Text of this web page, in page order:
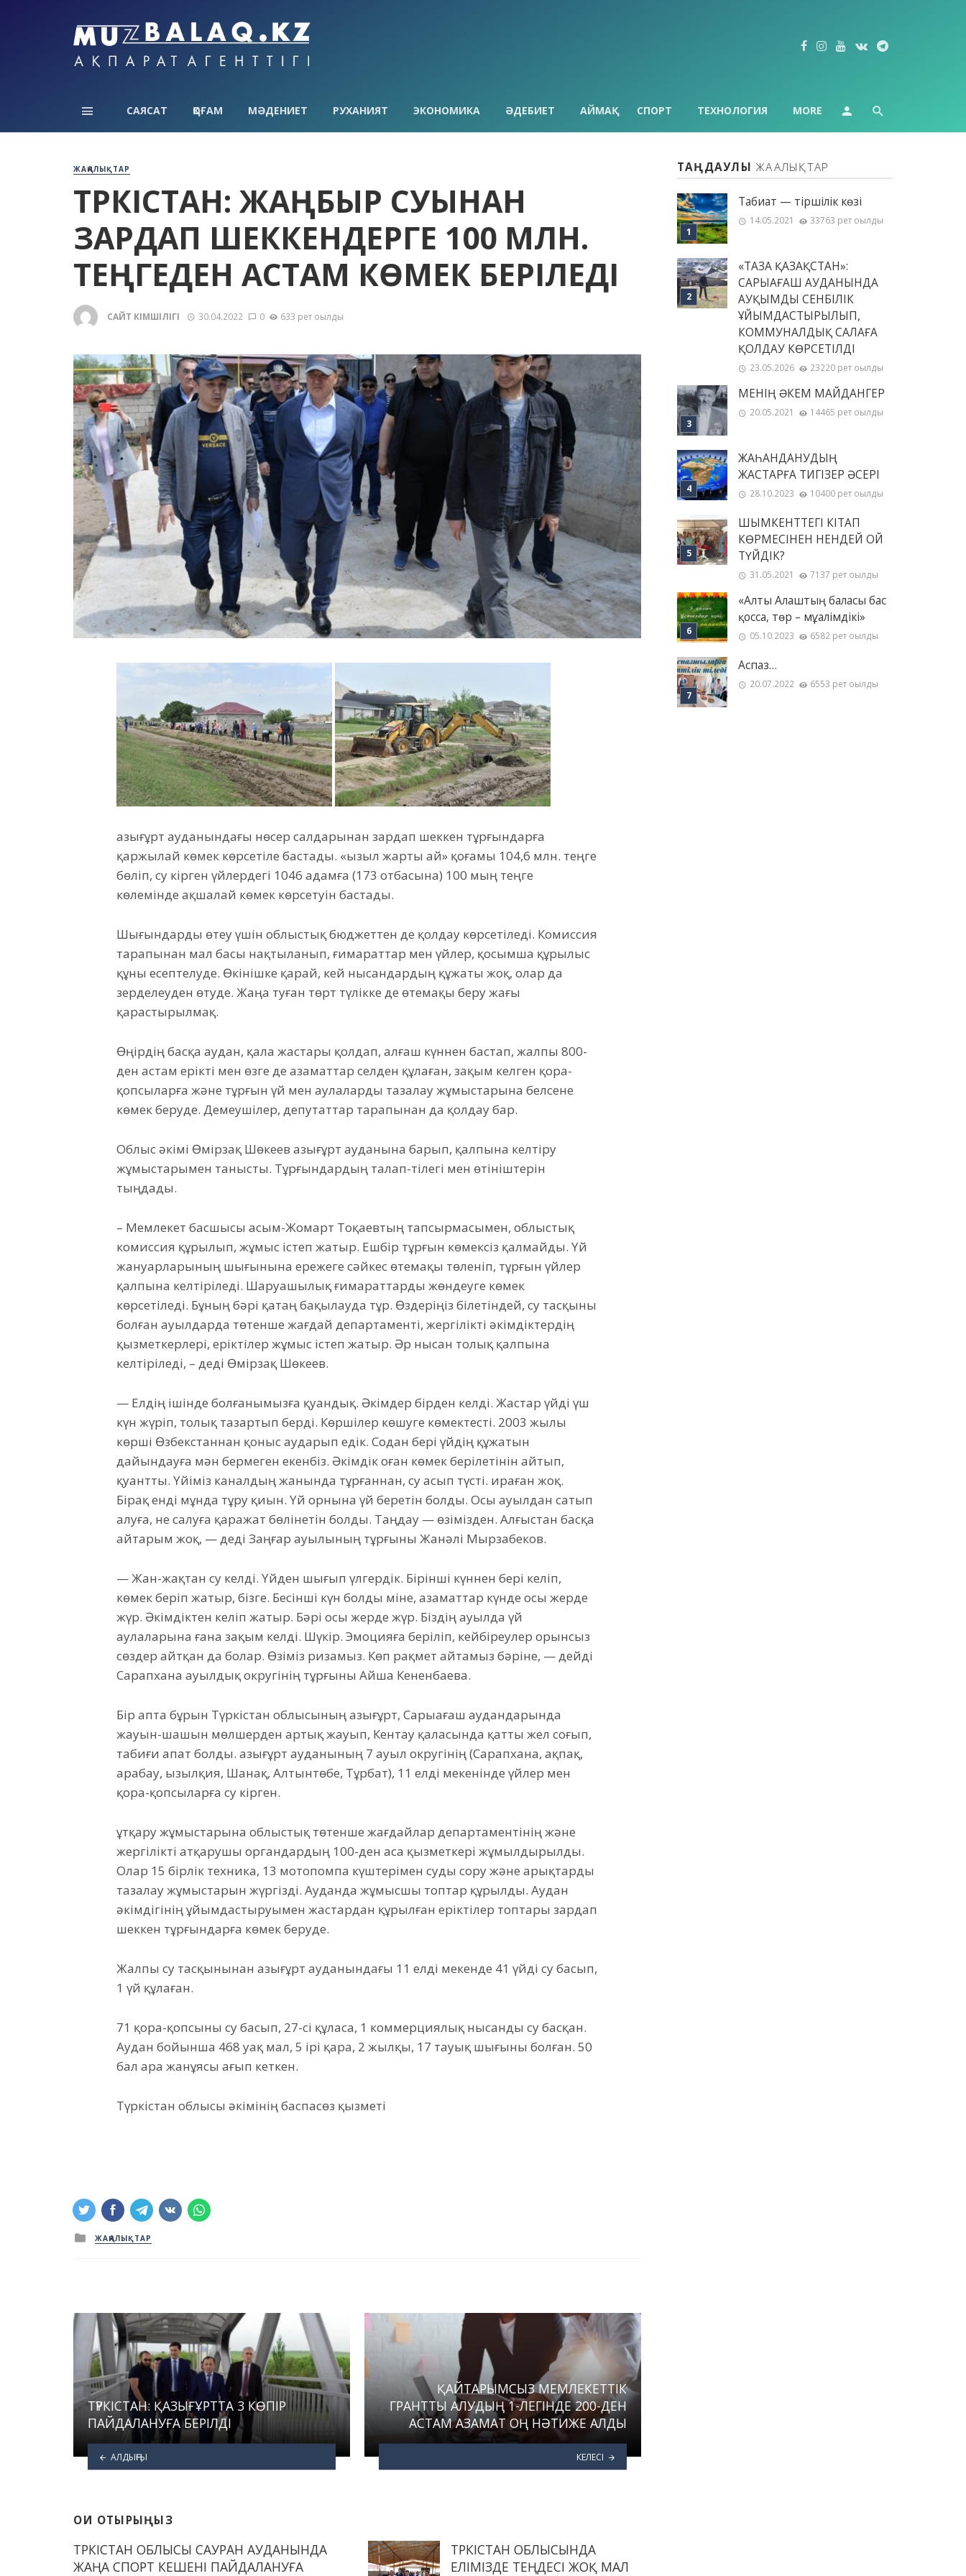
САЯСАТ ҚОҒАМ МӘДЕНИЕТ РУХАНИЯТ ЭКОНОМИКА ӘДЕБИЕТ АЙМАҚ СПОРТ ТЕХНОЛОГИЯ MORE
ЖАҢАЛЫҚТАР
ТҮРКІСТАН: ЖАҢБЫР СУЫНАН
ЗАРДАП ШЕККЕНДЕРГЕ 100 МЛН.
ТЕҢГЕДЕН АСТАМ КӨМЕК БЕРІЛЕДІ
САЙТ ӘКІМШІЛІГІ 30.04.2022 0 633 рет оқылды
Қазығұрт ауданындағы нөсер салдарынан зардап шеккен тұрғындарға
қаржылай көмек көрсетіле бастады. «Қызыл жарты ай» қоғамы 104,6 млн. теңге
бөліп, су кірген үйлердегі 1046 адамға (173 отбасына) 100 мың теңге
көлемінде ақшалай көмек көрсетуін бастады.
Шығындарды өтеу үшін облыстық бюджеттен де қолдау көрсетіледі. Комиссия
тарапынан мал басы нақтыланып, ғимараттар мен үйлер, қосымша құрылыс
құны есептелуде. Өкінішке қарай, кей нысандардың құжаты жоқ, олар да
зерделеуден өтуде. Жаңа туған төрт түлікке де өтемақы беру жағы
қарастырылмақ.
Өңірдің басқа аудан, қала жастары қолдап, алғаш күннен бастап, жалпы 800-
ден астам ерікті мен өзге де азаматтар селден құлаған, зақым келген қора-
қопсыларға және тұрғын үй мен аулаларды тазалау жұмыстарына белсене
көмек беруде. Демеушілер, депутаттар тарапынан да қолдау бар.
Облыс әкімі Өмірзақ Шөкеев Қазығұрт ауданына барып, қалпына келтіру
жұмыстарымен танысты. Тұрғындардың талап-тілегі мен өтініштерін
тыңдады.
– Мемлекет басшысы Қасым-Жомарт Тоқаевтың тапсырмасымен, облыстық
комиссия құрылып, жұмыс істеп жатыр. Ешбір тұрғын көмексіз қалмайды. Үй
жануарларының шығынына ережеге сәйкес өтемақы төленіп, тұрғын үйлер
қалпына келтіріледі. Шаруашылық ғимараттарды жөндеуге көмек
көрсетіледі. Бұның бәрі қатаң бақылауда тұр. Өздеріңіз білетіндей, су тасқыны
болған ауылдарда төтенше жағдай департаменті, жергілікті әкімдіктердің
қызметкерлері, еріктілер жұмыс істеп жатыр. Әр нысан толық қалпына
келтіріледі, – деді Өмірзақ Шөкеев.
— Елдің ішінде болғанымызға қуандық. Әкімдер бірден келді. Жастар үйді үш
күн жүріп, толық тазартып берді. Көршілер көшуге көмектесті. 2003 жылы
көрші Өзбекстаннан қоныс аударып едік. Содан бері үйдің құжатын
дайындауға мән бермеген екенбіз. Әкімдік оған көмек берілетінін айтып,
қуантты. Үйіміз каналдың жанында тұрғаннан, су асып түсті. Қираған жоқ.
Бірақ енді мұнда тұру қиын. Үй орнына үй беретін болды. Осы ауылдан сатып
алуға, не салуға қаражат бөлінетін болды. Таңдау — өзімізден. Алғыстан басқа
айтарым жоқ, — деді Заңғар ауылының тұрғыны Жанәлі Мырзабеков.
— Жан-жақтан су келді. Үйден шығып үлгердік. Бірінші күннен бері келіп,
көмек беріп жатыр, бізге. Бесінші күн болды міне, азаматтар күнде осы жерде
жүр. Әкімдіктен келіп жатыр. Бәрі осы жерде жүр. Біздің ауылда үй
аулаларына ғана зақым келді. Шүкір. Эмоцияға беріліп, кейбіреулер орынсыз
сөздер айтқан да болар. Өзіміз ризамыз. Көп рақмет айтамыз бәріне, — дейді
Сарапхана ауылдық округінің тұрғыны Айша Кененбаева.
Бір апта бұрын Түркістан облысының Қазығұрт, Сарыағаш аудандарында
жауын-шашын мөлшерден артық жауып, Кентау қаласында қатты жел соғып,
табиғи апат болды. Қазығұрт ауданының 7 ауыл округінің (Сарапхана, Қақпақ,
Қарабау, Қызылқия, Шанақ, Алтынтөбе, Тұрбат), 11 елді мекенінде үйлер мен
қора-қопсыларға су кірген.
Құтқару жұмыстарына облыстық төтенше жағдайлар департаментінің және
жергілікті атқарушы органдардың 100-ден аса қызметкері жұмылдырылды.
Олар 15 бірлік техника, 13 мотопомпа күштерімен суды сору және арықтарды
тазалау жұмыстарын жүргізді. Ауданда жұмысшы топтар құрылды. Аудан
әкімдігінің ұйымдастыруымен жастардан құрылған еріктілер топтары зардап
шеккен тұрғындарға көмек беруде.
Жалпы су тасқынынан Қазығұрт ауданындағы 11 елді мекенде 41 үйді су басып,
1 үй құлаған.
71 қора-қопсыны су басып, 27-сі құласа, 1 коммерциялық нысанды су басқан.
Аудан бойынша 468 уақ мал, 5 ірі қара, 2 жылқы, 17 тауық шығыны болған. 50
бал ара жанұясы ағып кеткен.
Түркістан облысы әкімінің баспасөз қызметі
Posted
in
ЖАҢАЛЫҚТАР
ТҮРКІСТАН: ҚАЗЫҒҰРТТА 3 КӨПІР
ПАЙДАЛАНУҒА БЕРІЛДІ
АЛДЫҢҒЫ
ҚАЙТАРЫМСЫЗ МЕМЛЕКЕТТІК
ГРАНТТЫ АЛУДЫҢ 1-ЛЕГІНДЕ 200-ДЕН
АСТАМ АЗАМАТ ОҢ НӘТИЖЕ АЛДЫ
КЕЛЕСІ
ОҚИ ОТЫРЫҢЫЗ
ТҮРКІСТАН ОБЛЫСЫ САУРАН АУДАНЫНДА
ЖАҢА СПОРТ КЕШЕНІ ПАЙДАЛАНУҒА
ТҮРКІСТАН ОБЛЫСЫНДА
ЕЛІМІЗДЕ ТЕҢДЕСІ ЖОҚ МАЛ
ТАҢДАУЛЫ ЖАҢАЛЫҚТАР
Табиғат — тіршілік көзі
14.05.2021 33763 рет оқылды
«ТАЗА ҚАЗАҚСТАН»:
САРЫАҒАШ АУДАНЫНДА
АУҚЫМДЫ СЕНБІЛІК
ҰЙЫМДАСТЫРЫЛЫП,
КОММУНАЛДЫҚ САЛАҒА
ҚОЛДАУ КӨРСЕТІЛДІ
23.05.2026 23220 рет оқылды
МЕНІҢ ƏКЕМ МАЙДАНГЕР
20.05.2021 14465 рет оқылды
ЖАҺАНДАНУДЫҢ
ЖАСТАРҒА ТИГІЗЕР ӘСЕРІ
28.10.2023 10400 рет оқылды
ШЫМКЕНТТЕГІ КІТАП
КӨРМЕСІНЕН НЕНДЕЙ ОЙ
ТҮЙДІК?
31.05.2021 7137 рет оқылды
«Алты Алаштың баласы бас
қосса, төр – мұғалімдікі»
05.10.2023 6582 рет оқылды
Аспаз…
20.07.2022 6553 рет оқылды